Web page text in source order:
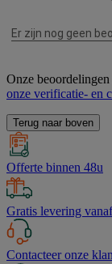
Onze
onze verificatie- en
Terug naar boven
Offerte binnen 48u
Gratis levering
Contacteer onze